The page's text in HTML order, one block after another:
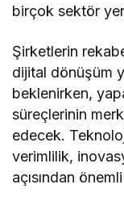
birçok sektör
Şirketlerin
dijital dönüşüm
beklenirken,
süreçlerinin
edecek.
verimlilik,
açısından